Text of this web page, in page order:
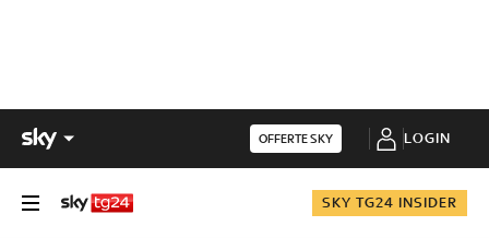
OFFERTE SKY LOGIN
SKY TG24 INSIDER